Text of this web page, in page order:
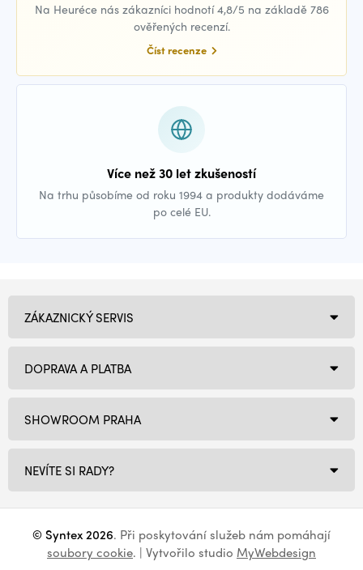
Na Heuréce nás zákazníci hodnotí 4,8/5 na základě 786
ověřených recenzí.
Číst recenze
Více než 30 let zkušeností
Na trhu působíme od roku 1994 a produkty dodáváme
po celé EU.
SHOWROOM PRAHA
NEVÍTE SI RADY?
ZÁKAZNICKÝ SERVIS
DOPRAVA A PLATBA
© Syntex 2026. Při poskytování služeb nám pomáhají
soubory cookie. | Vytvořilo studio MyWebdesign